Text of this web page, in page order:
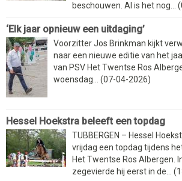
beschouwen. Al is het nog...
‘Elk jaar opnieuw een uitdaging’
Voorzitter Jos Brinkman kijkt
naar een nieuwe editie van het
van PSV Het Twentse Ros
woensdag... (07-04-2026)
Hessel Hoekstra beleeft een topdag
TUBBERGEN – Hessel
vrijdag een topdag tijdens
Het Twentse Ros Albergen.
zegevierde hij eerst in de...